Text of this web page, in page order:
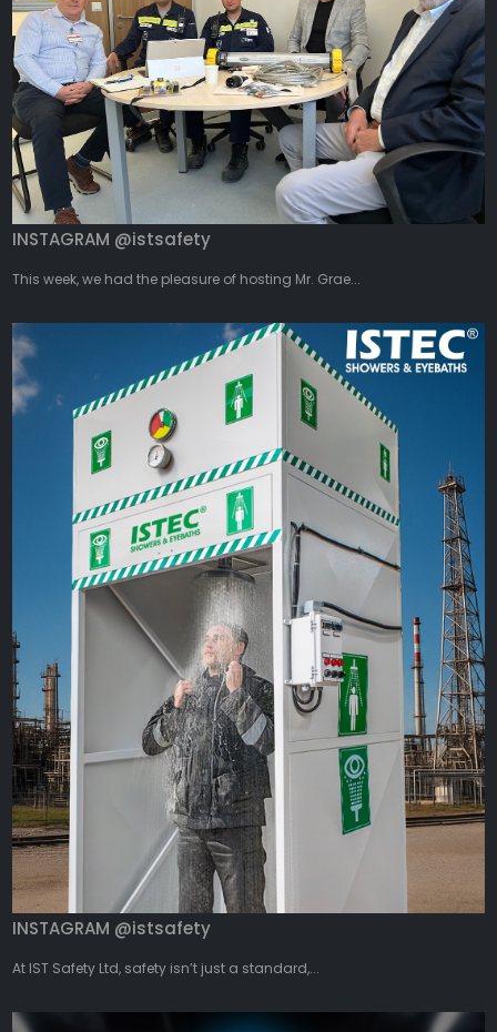
INSTAGRAM @istsafety
This week, we had the pleasure of hosting Mr. Grae...
INSTAGRAM @istsafety
At IST Safety Ltd, safety isn’t just a standard,...